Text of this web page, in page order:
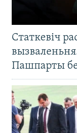
Статкевіч
Пашпарты